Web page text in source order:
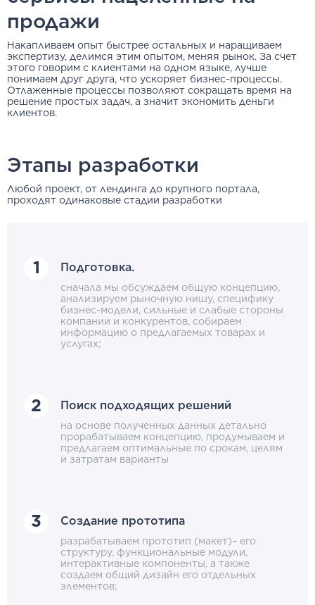
продажи
Накапливаем опыт быстрее остальных и наращиваем
экспертизу, делимся этим опытом, меняя рынок. За счет
этого говорим с клиентами на одном языке, лучше
понимаем друг друга, что ускоряет бизнес-процессы.
Отлаженные процессы позволяют сокращать время на
решение простых задач, а значит экономить деньги
клиентов.
Этапы разработки
Любой проект, от лендинга до крупного портала,
проходят одинаковые стадии разработки
Подготовка.
сначала мы обсуждаем общую концепцию,
анализируем рыночную нишу, специфику
бизнес-модели, сильные и слабые стороны
компании и конкурентов, собираем
информацию о предлагаемых товарах и
услугах;
Поиск подходящих решений
на основе полученных данных детально
прорабатываем концепцию, продумываем и
предлагаем оптимальные по срокам, целям
и затратам варианты
Создание прототипа
разрабатываем прототип (макет)– его
структуру, функциональные модули,
интерактивные компоненты, а также
создаем общий дизайн его отдельных
элементов;